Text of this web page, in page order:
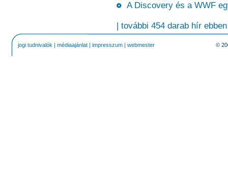
A Discovery és a WWF
| további 454 darab hír
jogi tudnivalók | médiaajánlat | impresszum | webmester ©